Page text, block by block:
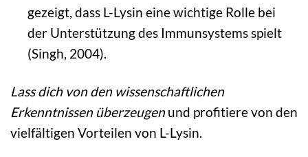
gezeigt, dass L-Lysin eine wichtige Rolle bei
der Unterstützung des Immunsystems spielt
(Singh, 2004).
Lass dich von den wissenschaftlichen
Erkenntnissen überzeugenund profitiere von den
vielfältigen Vorteilen von L-Lysin.